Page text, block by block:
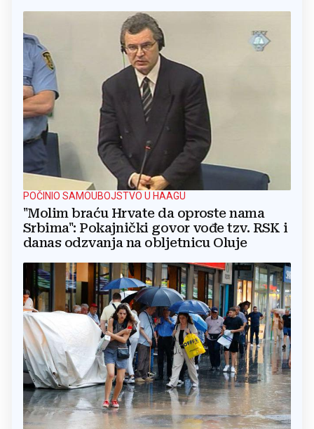
POČINIO SAMOUBOJSTVO U HAAGU
"Molim braću Hrvate da oproste nama
Srbima": Pokajnički govor vođe tzv. RSK i
danas odzvanja na obljetnicu Oluje